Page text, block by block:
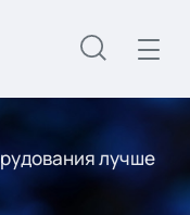
лучше